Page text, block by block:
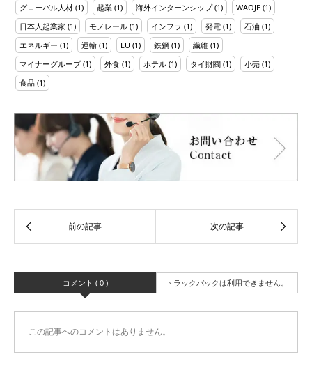
グローバル人材 (1) 起業 (1) 海外インターンシップ(1) WAOJE (1)
日本人起業家 (1) モノレール (1) インフラ (1) 発電 (1) 石油 (1)
エネルギー (1) 運輸 (1) EU (1) 鉄鋼 (1) 繊維 (1)
マイナーグループ(1) 外食 (1) ホテル (1) タイ財閥 (1) 小売 (1)
食品 (1)
コメント ( 0 ) トラックバックは利用できません。
この記事へのコメントはありません。